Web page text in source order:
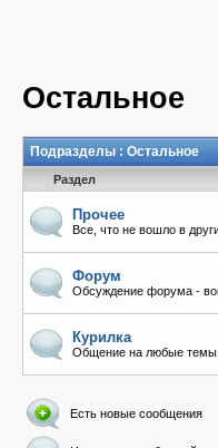
Остальное
Подразделы : Остальное
Раздел
Прочее
Все, что не вошло в
Форум
Обсуждение форума -
Курилка
Общение на любые темы.
Есть новые сообщения